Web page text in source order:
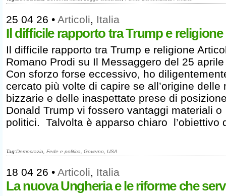
25 04 26 • Articoli, Italia
Il difficile rapporto tra Trump e religione
Il difficile rapporto tra Trump e religione
Romano Prodi su Il Messaggero del 25
Con sforzo forse eccessivo, ho
cercato più volte di capire se all’origine delle
bizzarie e delle inaspettate prese di
Donald Trump vi fossero vantaggi materiali o
politici. Talvolta è apparso chiaro l’obiettivo
Tag:Democrazia Fede e politica Governo USA
18 04 26 • Articoli, Italia
La nuova Ungheria e le riforme che